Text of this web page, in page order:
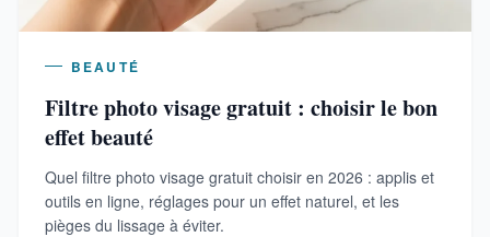
BEAUTÉ
Filtre photo visage gratuit : choisir le bon
effet beauté
Quel filtre photo visage gratuit choisir en 2026 : applis et
outils en ligne, réglages pour un effet naturel, et les
pièges du lissage à éviter.